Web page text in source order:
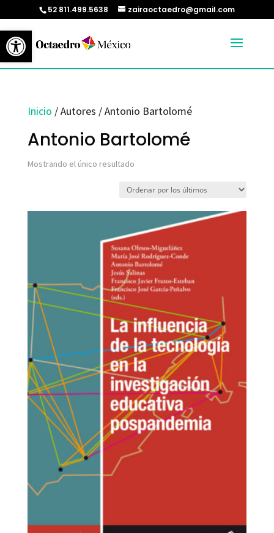
Abrir barra de herramientas
52 811.499.5638 zairaoctaedro@gmail.com
Inicio / Autores / Antonio Bartolomé
Antonio Bartolomé
Mostrando el único resultado